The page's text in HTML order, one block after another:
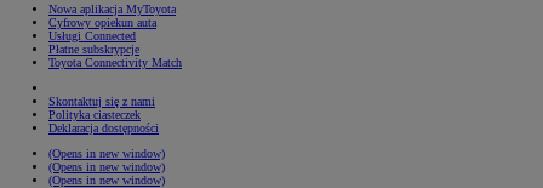
Nowa aplikacja MyToyota
Cyfrowy opiekun auta
Usługi Connected
Płatne subskrypcje
Toyota Connectivity Match
Skontaktuj się z nami
Polityka ciasteczek
Deklaracja dostępności
(Opens in new window)
(Opens in new window)
(Opens in new window)